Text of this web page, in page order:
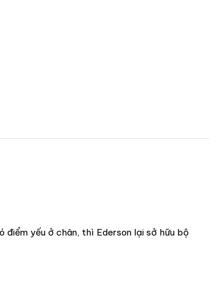
yếu ở chân, thì Ederson lại sở hữu bộ